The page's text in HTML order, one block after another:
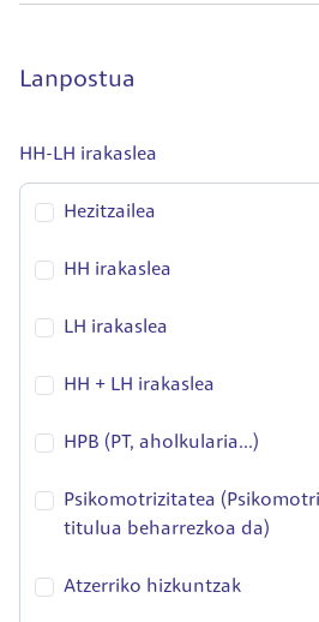
Lanpostua
HH-LH irakaslea
Hezitzailea
HH irakaslea
LH irakaslea
HH + LH irakaslea
HPB (PT, aholkularia...)
Psikomotrizitatea
titulua beharrezkoa da)
Atzerriko hizkuntzak